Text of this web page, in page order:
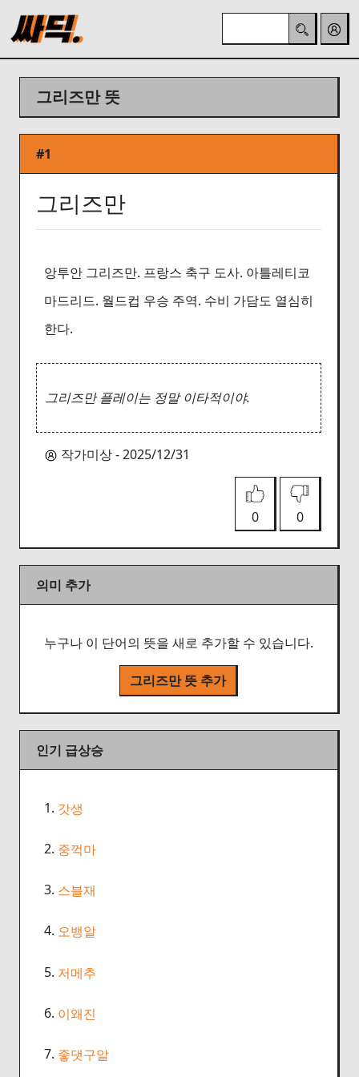
그리즈만 뜻
#1
그리즈만
앙투안 그리즈만. 프랑스 축구 도사. 아틀레티코
마드리드. 월드컵 우승 주역. 수비 가담도 열심히
한다.
그리즈만 플레이는 정말 이타적이야.
작가미상 - 2025/12/31
0 0
의미 추가
누구나 이 단어의 뜻을 새로 추가할 수 있습니다.
그리즈만 뜻 추가
인기 급상승
1. 갓생
2. 중꺽마
3. 스블재
4. 오뱅알
5. 저메추
6. 이왜진
7. 좋댓구알